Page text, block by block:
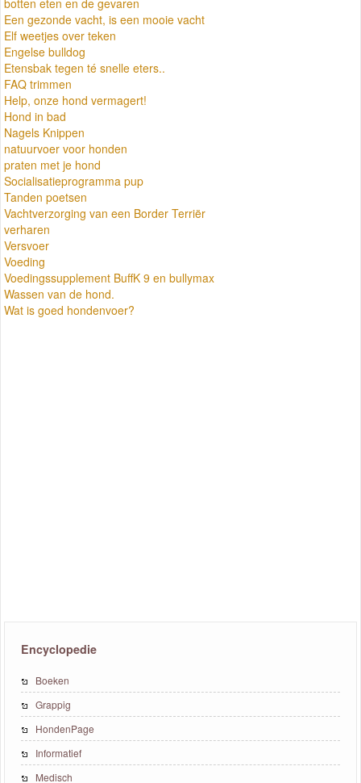
botten eten en de gevaren
Een gezonde vacht, is een mooie vacht
Elf weetjes over teken
Engelse bulldog
Etensbak tegen té snelle eters..
FAQ trimmen
Help, onze hond vermagert!
Hond in bad
Nagels Knippen
natuurvoer voor honden
praten met je hond
Socialisatieprogramma pup
Tanden poetsen
Vachtverzorging van een Border Terriër
verharen
Versvoer
Voeding
Voedingssupplement BuffK 9 en bullymax
Wassen van de hond.
Wat is goed hondenvoer?
Encyclopedie
Boeken
Grappig
HondenPage
Informatief
Medisch